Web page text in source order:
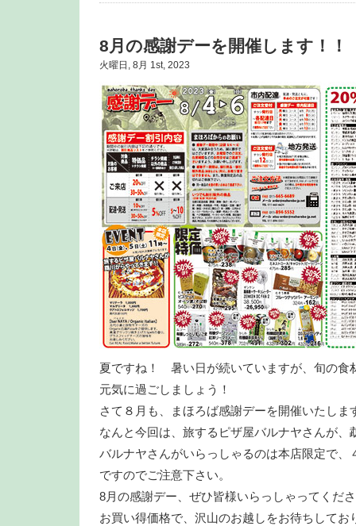
8月の感謝デーを開催します！！
火曜日, 8月 1st, 2023
夏ですね！ 暑い日が続いていますが、旬の食
元気に過ごしましょう！
さて８月も、まほろば感謝デーを開催いたしま
なんと今回は、旅するピザ屋バルナヤさんが、
バルナヤさんがいらっしゃるのは本店限定で、
ですのでご注意下さい。
8月の感謝デー、ぜひ皆様いらっしゃってくだ
お買い得価格で、沢山のお越しをお待ちしてお